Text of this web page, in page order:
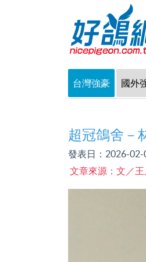
台灣強豪 國外
超冠鴿舍－
發表日：2026-
文章來源：文／王